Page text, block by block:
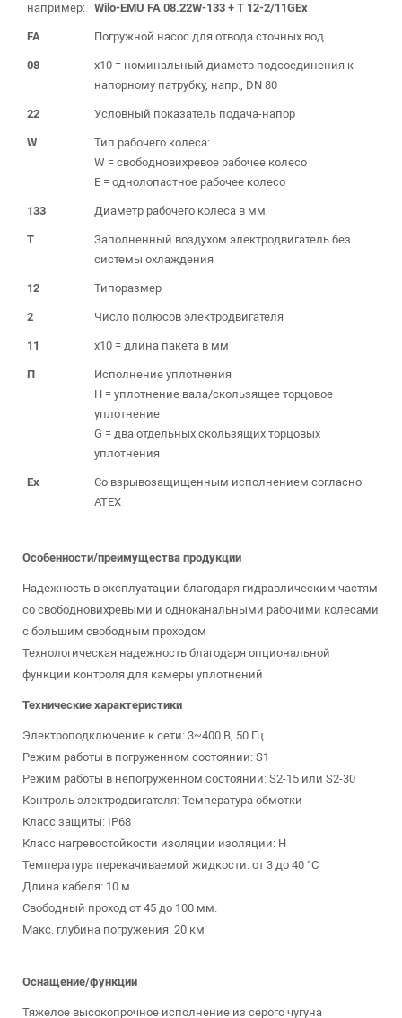
например: Wilo-EMU FA 08.22W-133 + T 12-2/11GEx
FA Погружной насос для отвода сточных вод
08
x10 = номинальный диаметр подсоединения к
напорному патрубку, напр., DN 80
22 Условный показатель подача-напор
W
Тип рабочего колеса:
W = свободновихревое рабочее колесо
E = однолопастное рабочее колесо
133 Диаметр рабочего колеса в мм
T
Заполненный воздухом электродвигатель без
системы охлаждения
12 Типоразмер
2 Число полюсов электродвигателя
11 x10 = длина пакета в мм
П
Исполнение уплотнения
H = уплотнение вала/скользящее торцовое
уплотнение
G = два отдельных скользящих торцовых
уплотнения
Ex
Со взрывозащищенным исполнением согласно
ATEX
Особенности/преимущества продукции
Надежность в эксплуатации благодаря гидравлическим частям
со свободновихревыми и одноканальными рабочими колесами
с большим свободным проходом
Технологическая надежность благодаря опциональной
функции контроля для камеры уплотнений
Технические характеристики
Электроподключение к сети: 3~400 В, 50 Гц
Режим работы в погруженном состоянии: S1
Режим работы в непогруженном состоянии: S2-15 или S2-30
Контроль электродвигателя: Температура обмотки
Класс защиты: IP68
Класс нагревостойкости изоляции изоляции: H
Температура перекачиваемой жидкости: от 3 до 40 °C
Длина кабеля: 10 м
Свободный проход от 45 до 100 мм.
Макс. глубина погружения: 20 км
Оснащение/функции
Тяжелое высокопрочное исполнение из серого чугуна